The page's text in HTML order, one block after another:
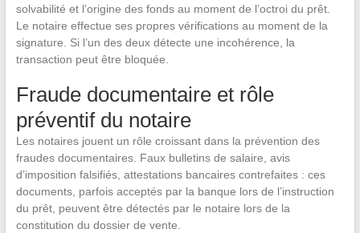
solvabilité et l’origine des fonds au moment de l’octroi du prêt.
Le notaire effectue ses propres vérifications au moment de la
signature. Si l’un des deux détecte une incohérence, la
transaction peut être bloquée.
Fraude documentaire et rôle
préventif du notaire
Les notaires jouent un rôle croissant dans la prévention des
fraudes documentaires. Faux bulletins de salaire, avis
d’imposition falsifiés, attestations bancaires contrefaites : ces
documents, parfois acceptés par la banque lors de l’instruction
du prêt, peuvent être détectés par le notaire lors de la
constitution du dossier de vente.